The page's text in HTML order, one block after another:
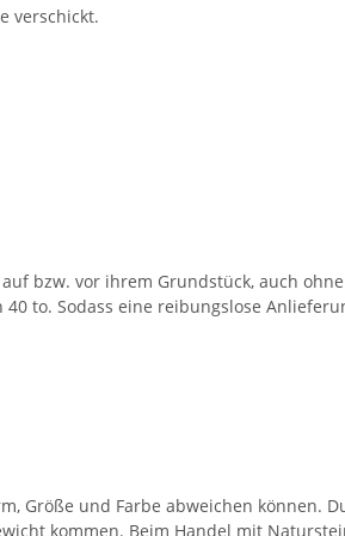
verschickt.
bzw. vor ihrem Grundstück, auch
to. Sodass eine reibungslose
Größe und Farbe abweichen können.
kommen. Beim Handel mit